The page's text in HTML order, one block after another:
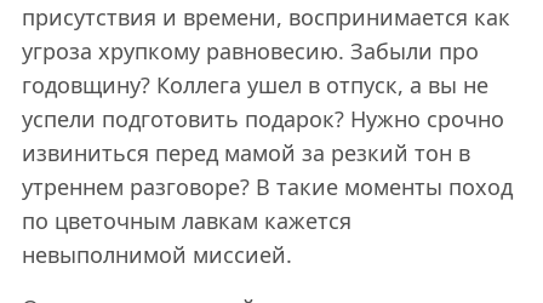
присутствия и времени, воспринимается как
угроза хрупкому равновесию. Забыли про
годовщину? Коллега ушел в отпуск, а вы не
успели подготовить подарок? Нужно срочно
извиниться перед мамой за резкий тон в
утреннем разговоре? В такие моменты поход
по цветочным лавкам кажется
невыполнимой миссией.